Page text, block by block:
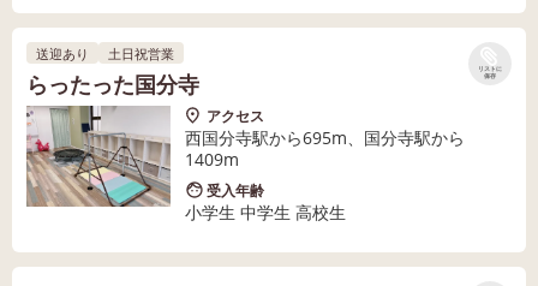
リストに
保存
送迎あり 土日祝営業
らったった国分寺
アクセス
西国分寺駅から695m、国分寺駅から
1409m
受入年齢
小学生 中学生 高校生